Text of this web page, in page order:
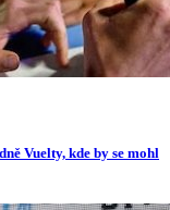
Vuelty, kde by se mohl